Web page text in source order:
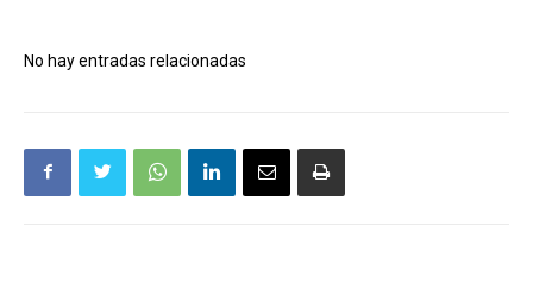
No hay entradas relacionadas